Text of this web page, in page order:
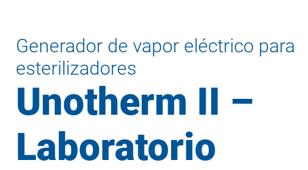
Generador de vapor eléctrico para
esterilizadores
Unotherm II –
Laboratorio